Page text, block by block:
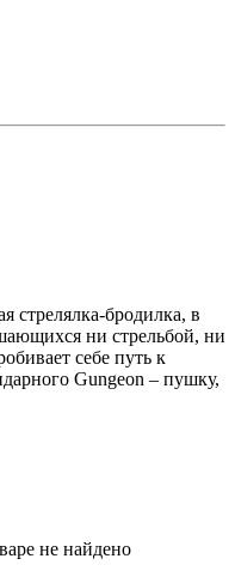
стрелялка-бродилка, в
ни стрельбой, ни
себе путь к
Gungeon – пушку,
не найдено